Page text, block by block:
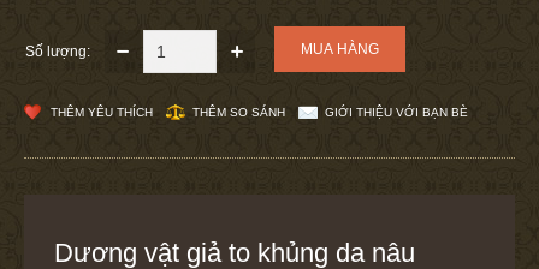
Số lượng:
THÊM YÊU THÍCH THÊM SO SÁNH GIỚI THIỆU VỚI BẠN BÈ
Dương vật giả to khủng da nâu